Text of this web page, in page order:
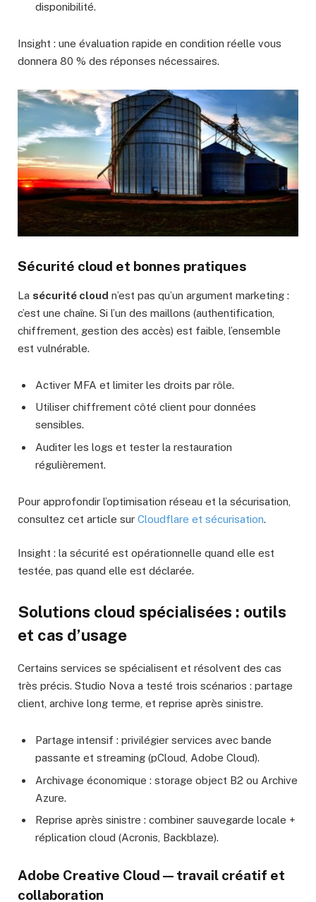
disponibilité.
Insight : une évaluation rapide en condition réelle vous
donnera 80 % des réponses nécessaires.
Sécurité cloud et bonnes pratiques
La sécurité cloud n’est pas qu’un argument marketing :
c’est une chaîne. Si l’un des maillons (authentification,
chiffrement, gestion des accès) est faible, l’ensemble
est vulnérable.
Activer MFA et limiter les droits par rôle.
Utiliser chiffrement côté client pour données
sensibles.
Auditer les logs et tester la restauration
régulièrement.
Pour approfondir l’optimisation réseau et la sécurisation,
consultez cet article sur Cloudflare et sécurisation.
Insight : la sécurité est opérationnelle quand elle est
testée, pas quand elle est déclarée.
Solutions cloud spécialisées : outils
et cas d’usage
Certains services se spécialisent et résolvent des cas
très précis. Studio Nova a testé trois scénarios : partage
client, archive long terme, et reprise après sinistre.
Partage intensif : privilégier services avec bande
passante et streaming (pCloud, Adobe Cloud).
Archivage économique : storage object B2 ou Archive
Azure.
Reprise après sinistre : combiner sauvegarde locale +
réplication cloud (Acronis, Backblaze).
Adobe Creative Cloud — travail créatif et
collaboration